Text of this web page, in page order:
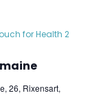
for Health 2
26, Rixensart,